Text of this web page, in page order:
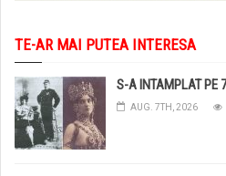
TE-AR MAI PUTEA INTERESA
S-A INTAMPLAT PE
AUG. 7TH, 2026